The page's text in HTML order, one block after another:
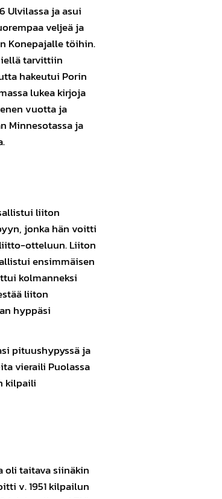
Ulvilassa ja asui
veljeä ja
Konepajalle töihin.
tarvittiin
hakeutui Porin
lukea kirjoja
vuotta ja
Minnesotassa ja
liiton
jonka hän voitti
liitto-otteluun. Liiton
ensimmäisen
kolmanneksi
liiton
hyppäsi
pituushypyssä ja
vieraili Puolassa
kilpaili
oli taitava siinäkin
v. 1951 kilpailun